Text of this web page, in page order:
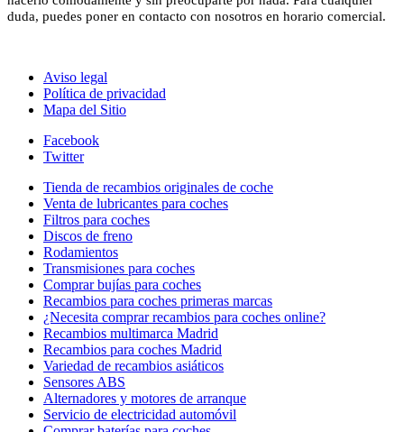
duda, puedes poner en contacto con nosotros en horario comercial.
Aviso legal
Política de privacidad
Mapa del Sitio
Facebook
Twitter
Tienda de recambios originales de coche
Venta de lubricantes para coches
Filtros para coches
Discos de freno
Rodamientos
Transmisiones para coches
Comprar bujías para coches
Recambios para coches primeras marcas
¿Necesita comprar recambios para coches online?
Recambios multimarca Madrid
Recambios para coches Madrid
Variedad de recambios asiáticos
Sensores ABS
Alternadores y motores de arranque
Servicio de electricidad automóvil